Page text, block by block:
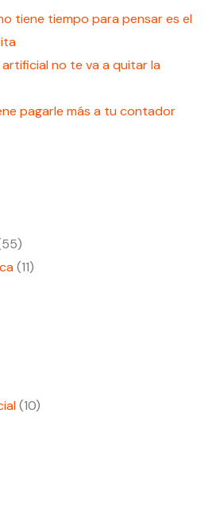
tiene tiempo para pensar es el
artificial no te va a quitar la
pagarle más a tu contador
(11)
(10)